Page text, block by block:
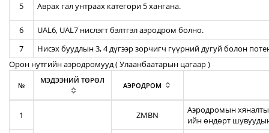
5 Аврах гал унтраах категори 5 хангана.
6
UAL6, UAL7 нислэгт бэлтгэл аэродром болно.
7
Нисэх буудлын 3, 4 дүгээр зорчигч гүүрний дугуй болон
Орон нутгийн аэродромууд ( Улаанбаатарын цагаар )
№
МЭДЭЭНИЙ ТӨРӨЛ
АЭРОДРОМ
1 ZMBN
Аэродромын
ийн өндөрт